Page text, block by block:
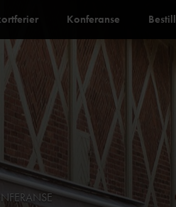
Konferanse